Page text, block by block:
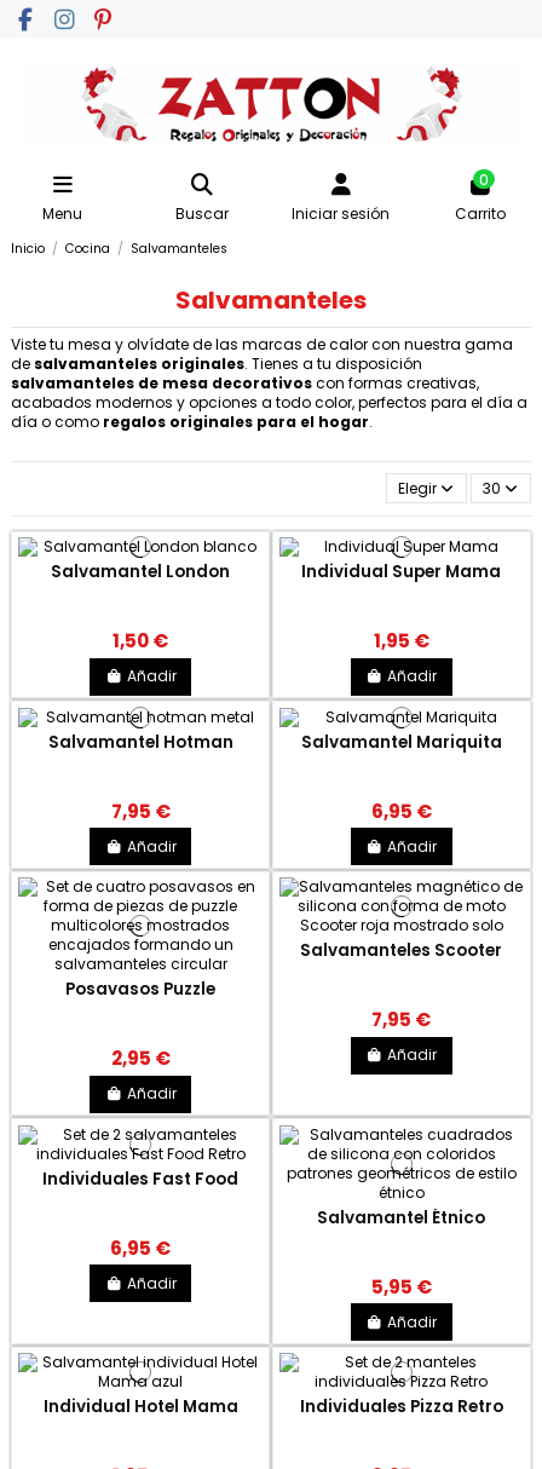
Menu Buscar Iniciar sesión
0
Carrito
Inicio Cocina Salvamanteles
Salvamanteles
Viste tu mesa y olvídate de las marcas de calor con nuestra gama
de salvamanteles originales. Tienes a tu disposición
salvamanteles de mesa decorativoscon formas creativas,
acabados modernos y opciones a todo color, perfectos para el día a
día o como regalos originales para el hogar.
Elegir 30
Salvamantel London
1,50 €
Añadir
Individual Super Mama
1,95 €
Añadir
Salvamantel Hotman
7,95 €
Añadir
Salvamantel Mariquita
6,95 €
Añadir
Posavasos Puzzle
2,95 €
Añadir
Salvamanteles Scooter
7,95 €
Añadir
Individuales Fast Food
6,95 €
Añadir
Salvamantel Étnico
5,95 €
Añadir
Individual Hotel Mama Individuales Pizza Retro